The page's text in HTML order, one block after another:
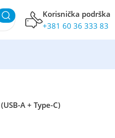
Korisnička podrška
+381 60 36 333 83
A + Type-C)